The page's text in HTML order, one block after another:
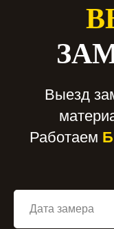
Выезд
Работаем